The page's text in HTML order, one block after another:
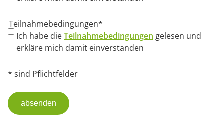
Pflichtfeld
Teilnahmebedingungen*
Ich habe dieTeilnahmebedingungen gelesen und
erkläre mich damit einverstanden
* sind Pflichtfelder
absenden